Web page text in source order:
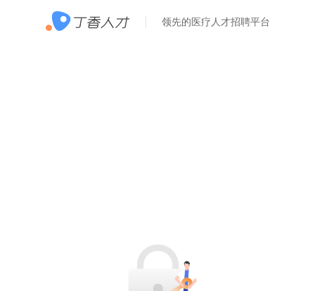
领先的医疗人才招聘平台